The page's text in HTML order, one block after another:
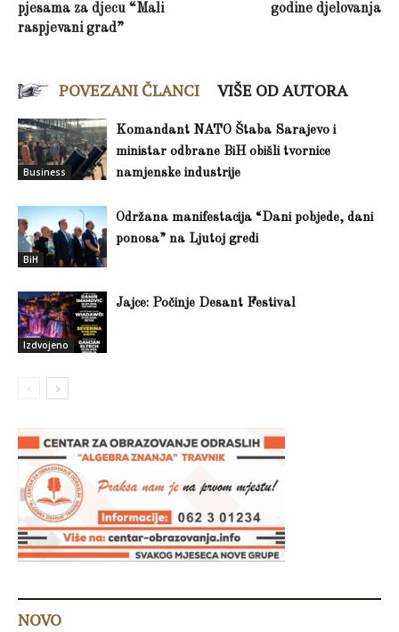
pjesama za djecu “Mali
raspjevani grad”
godine djelovanja
POVEZANI ČLANCI VIŠE OD AUTORA
Business
Komandant NATO Štaba Sarajevo i
ministar odbrane BiH obišli tvornice
namjenske industrije
BiH
Održana manifestacija “Dani pobjede, dani
ponosa” na Ljutoj gredi
Izdvojeno
Jajce: Počinje Desant Festival
NOVO